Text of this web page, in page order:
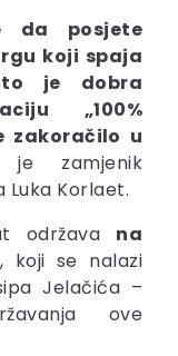
da posjete
koji spaja
je dobra
„100%
zakoračilo u
zamjenik
Korlaet.
održava na
, koji se nalazi
Jelačića –
ove